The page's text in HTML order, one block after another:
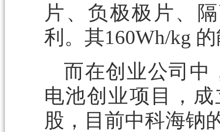
片、负极极片、
利。其160Wh/kg
而在创业公司中
电池创业项目，
股，目前中科海钠